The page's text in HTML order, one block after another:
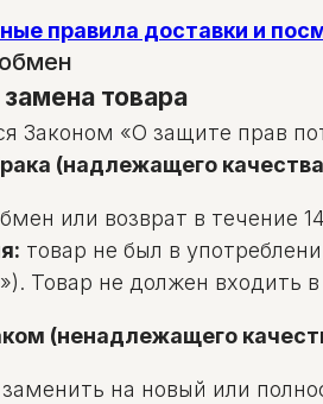
правила доставки и
товара
Законом «О защите прав
(надлежащего
или возврат в течение
товар не был в
Товар не должен входить в
(ненадлежащего
на новый или